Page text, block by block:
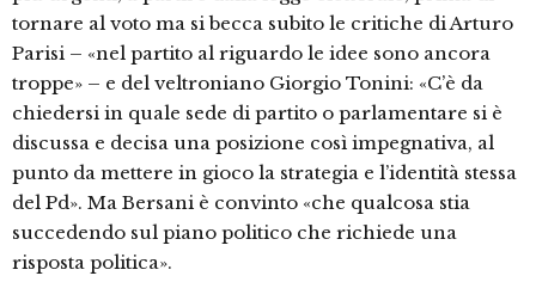
tornare al voto ma si becca subito le critiche di Arturo
Parisi – «nel partito al riguardo le idee sono ancora
troppe» – e del veltroniano Giorgio Tonini: «C’è da
chiedersi in quale sede di partito o parlamentare si è
discussa e decisa una posizione così impegnativa, al
punto da mettere in gioco la strategia e l’identità stessa
del Pd». Ma Bersani è convinto «che qualcosa stia
succedendo sul piano politico che richiede una
risposta politica».